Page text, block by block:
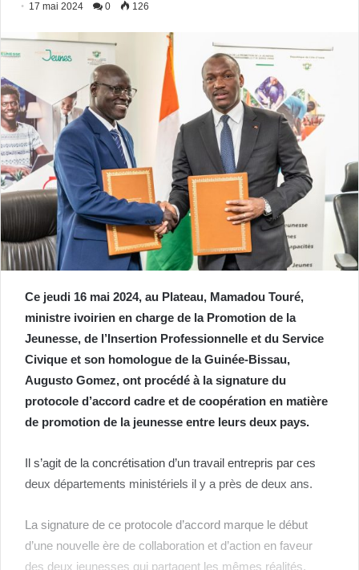
17 mai 2024 0 126
Ce jeudi 16 mai 2024, au Plateau, Mamadou Touré,
ministre ivoirien en charge de la Promotion de la
Jeunesse, de l’Insertion Professionnelle et du Service
Civique et son homologue de la Guinée-Bissau,
Augusto Gomez, ont procédé à la signature du
protocole d’accord cadre et de coopération en matière
de promotion de la jeunesse entre leurs deux pays.
Il s’agit de la concrétisation d’un travail entrepris par ces
deux départements ministériels il y a près de deux ans.
La signature de ce protocole d’accord marque le début
d’une nouvelle ère de collaboration et d’action en faveur
des deux jeunesses qui partagent les mêmes réalités.